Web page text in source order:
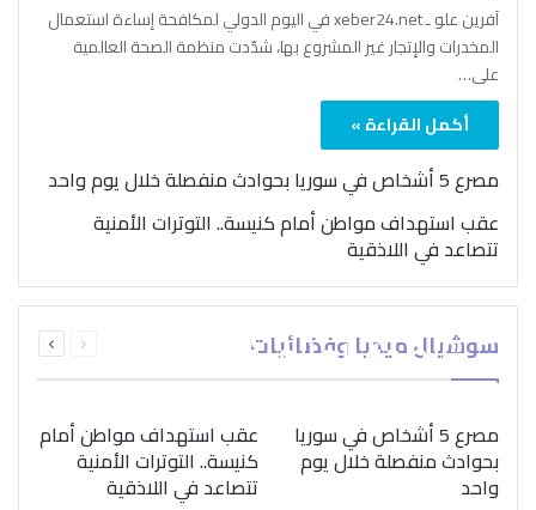
آفرين علو ـ xeber24.net في اليوم الدولي لمكافحة إساءة استعمال
المخدرات والإتجار غير المشروع بها، شدّدت منظمة الصحة العالمية
على…
أكمل القراءة »
مصرع 5 أشخاص في سوريا بحوادث منفصلة خلال يوم واحد
عقب استهداف مواطن أمام كنيسة.. التوترات الأمنية
تتصاعد في اللاذقية
سوشيال ميديا وفضائيات الصفحةالصفحة
بمناسبة اليوم الدولي..
“الصحة العالمية” تؤكد
ضرورة اتباع نهج متكامل
لمواجهة إدمان المخدرات
مصرع 5 أشخاص في سوريا
بحوادث منفصلة خلال يوم
واحد
عقب استهداف مواطن أمام
كنيسة.. التوترات الأمنية
تتصاعد في اللاذقية